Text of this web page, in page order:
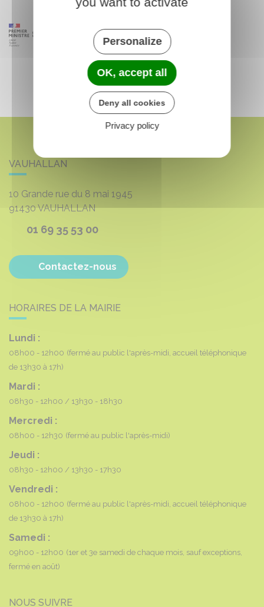
VAUHALLAN
10 Grande rue du 8 mai 1945
91430 VAUHALLAN
01 69 35 53 00
Contactez-nous
HORAIRES DE LA MAIRIE
Lundi :
08h00 - 12h00 (fermé au public l'après-midi, accueil téléphonique
de 13h30 à 17h)
Mardi :
08h30 - 12h00 13h30 - 18h30
Mercredi :
08h00 - 12h30 (fermé au public l'après-midi)
Jeudi :
08h30 - 12h00 13h30 - 17h30
Vendredi :
08h00 - 12h00 (fermé au public l'après-midi, accueil téléphonique
de 13h30 à 17h)
Samedi :
09h00 - 12h00 (1er et 3e samedi de chaque mois, sauf exceptions,
fermé en août)
NOUS SUIVRE
Personalize
OK, accept all
Deny all cookies
Privacy policy